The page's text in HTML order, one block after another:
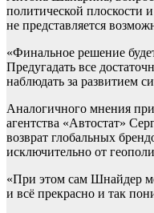
политической плоскости
не представляется
«Финальное решение
Предугадать все
наблюдать за развитием
Аналогичного мнения
агентства «Автостат»
возврат глобальных
исключительно от
«При этом сам Шнайдер
и всё прекрасно и так